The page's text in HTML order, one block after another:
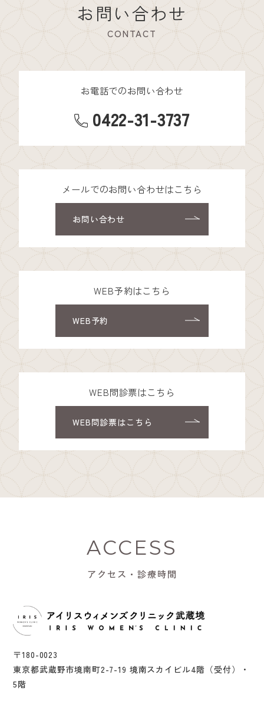
お問い合わせ
CONTACT
お電話でのお問い合わせ
0422-31-3737
メールでのお問い合わせはこちら
お問い合わせ
WEB予約はこちら
WEB予約
WEB問診票はこちら
WEB問診票はこちら
ACCESS
アクセス・診療時間
〒180-0023
東京都武蔵野市境南町2-7-19 境南スカイビル4階（受付）・
5階